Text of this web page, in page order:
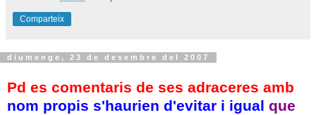
Comparteix
diumenge, 23 de desembre del 2007
Pd es comentaris de ses adraceres amb
nom propis s'haurien d'evitar i igual que